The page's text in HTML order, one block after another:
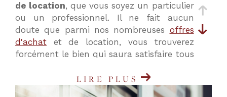
de location, que vous soyez un particulier
ou un professionnel. Il ne fait aucun
doute que parmi nos nombreuses offres
d'achat et de location, vous trouverez
forcément le bien qui saura satisfaire tous
Nos agences immobilières à Aniane
LIRE PLUS